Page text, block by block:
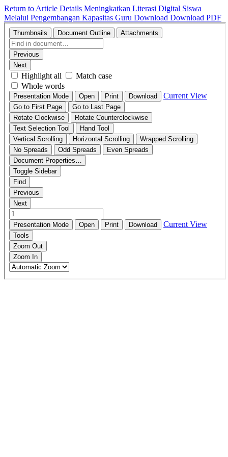
Return to Article Details Meningkatkan Literasi Digital Siswa
Melalui Pengembangan Kapasitas Guru Download Download PDF